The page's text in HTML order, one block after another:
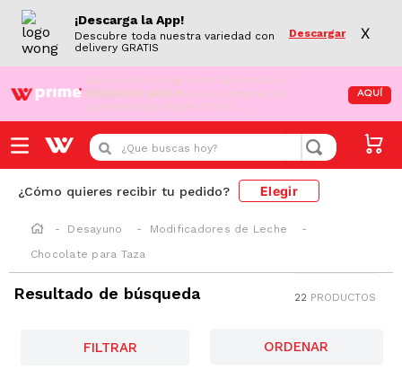
¡Descarga la App!
Descubre toda nuestra variedad con
delivery GRATIS
Descargar X
¡Aún no eres Wong Prime! Aprovecha el
DESPACHO GRATIS en tus compras de
supermercado desde S/79.90
AQUÍ
¿Que buscas hoy?
¿Cómo quieres recibir tu pedido? Elegir
Desayuno
Modificadores de Leche
Chocolate para Taza
Resultado de búsqueda 22 PRODUCTOS
FILTRAR
SAT